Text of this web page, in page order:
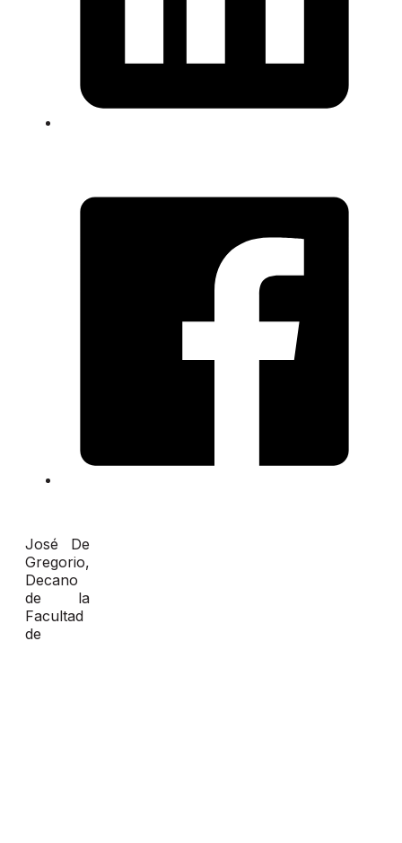
José De
Gregorio,
Decano
de la
Facultad
de